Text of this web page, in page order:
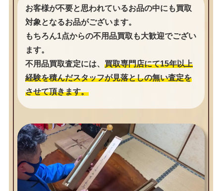
お客様が不要と思われているお品の中にも買取
対象となるお品がございます。
もちろん1点からの不用品買取も大歓迎でござい
ます。
不用品買取査定には、 買取専門店にて15年以上
経験を積んだスタッフが見落としの無い査定を
させて頂きます。